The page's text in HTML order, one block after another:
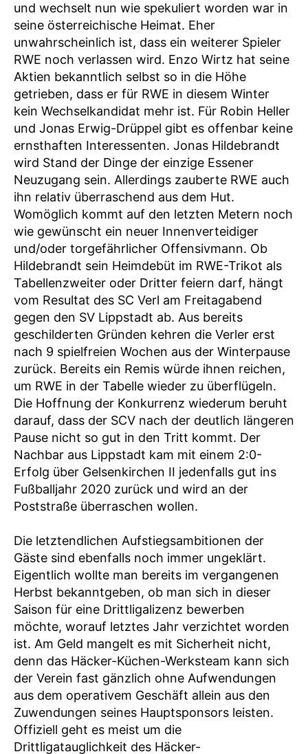
und wechselt nun wie spekuliert worden war in
seine österreichische Heimat. Eher
unwahrscheinlich ist, dass ein weiterer Spieler
RWE noch verlassen wird. Enzo Wirtz hat seine
Aktien bekanntlich selbst so in die Höhe
getrieben, dass er für RWE in diesem Winter
kein Wechselkandidat mehr ist. Für Robin Heller
und Jonas Erwig-Drüppel gibt es offenbar keine
ernsthaften Interessenten. Jonas Hildebrandt
wird Stand der Dinge der einzige Essener
Neuzugang sein. Allerdings zauberte RWE auch
ihn relativ überraschend aus dem Hut.
Womöglich kommt auf den letzten Metern noch
wie gewünscht ein neuer Innenverteidiger
und/oder torgefährlicher Offensivmann. Ob
Hildebrandt sein Heimdebüt im RWE-Trikot als
Tabellenzweiter oder Dritter feiern darf, hängt
vom Resultat des SC Verl am Freitagabend
gegen den SV Lippstadt ab. Aus bereits
geschilderten Gründen kehren die Verler erst
nach 9 spielfreien Wochen aus der Winterpause
zurück. Bereits ein Remis würde ihnen reichen,
um RWE in der Tabelle wieder zu überflügeln.
Die Hoffnung der Konkurrenz wiederum beruht
darauf, dass der SCV nach der deutlich längeren
Pause nicht so gut in den Tritt kommt. Der
Nachbar aus Lippstadt kam mit einem 2:0-
Erfolg über Gelsenkirchen II jedenfalls gut ins
Fußballjahr 2020 zurück und wird an der
Poststraße überraschen wollen.
Die letztendlichen Aufstiegsambitionen der
Gäste sind ebenfalls noch immer ungeklärt.
Eigentlich wollte man bereits im vergangenen
Herbst bekanntgeben, ob man sich in dieser
Saison für eine Drittligalizenz bewerben
möchte, worauf letztes Jahr verzichtet worden
ist. Am Geld mangelt es mit Sicherheit nicht,
denn das Häcker-Küchen-Werksteam kann sich
der Verein fast gänzlich ohne Aufwendungen
aus dem operativem Geschäft allein aus den
Zuwendungen seines Hauptsponsors leisten.
Offiziell geht es meist um die
Drittligatauglichkeit des Häcker-